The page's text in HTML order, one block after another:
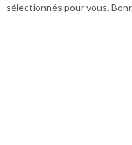
sélectionnés pour vous.